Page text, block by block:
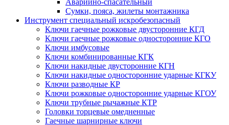
Аварийно-спасательный
Сумки, пояса, жилеты монтажника
Инструмент специальный искробезопасный
Ключи гаечные рожковые двусторонние КГД
Ключи гаечные рожковые односторонние КГО
Ключи имбусовые
Ключи комбинированные КГК
Ключи накидные двусторонние КГН
Ключи накидные односторонние ударные КГКУ
Ключи разводные КР
Ключи рожковые односторонние ударные КГОУ
Ключи трубные рычажные КТР
Головки торцевые омедненные
Гаечные шарнирные ключи